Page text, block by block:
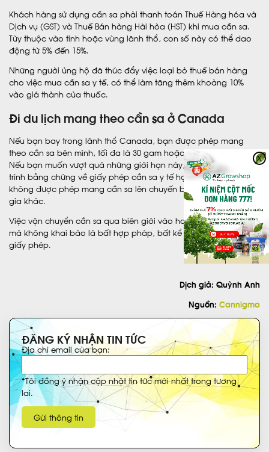
Khách hàng sử dụng cần sa phải thanh toán Thuế Hàng hóa và
Dịch vụ (GST) và Thuế Bán hàng Hài hòa (HST) khi mua cần sa.
Tùy thuộc vào tỉnh hoặc vùng lãnh thổ, con số này có thể dao
động từ 5% đến 15%.
Những người ủng hộ đã thúc đẩy việc loại bỏ thuế bán hàng
cho việc mua cần sa y tế, có thể làm tăng thêm khoảng 10%
vào giá thành của thuốc.
Đi du lịch mang theo cần sa ở Canada
Nếu bạn bay trong lãnh thổ Canada, bạn được phép mang
theo cần sa bên mình, tối đa là 30 gam hoặc 100ml dầu cần sa.
Nếu bạn muốn vượt quá những giới hạn này, bạn sẽ phải xuất
trình bằng chứng về giấy phép cần sa y tế hợp pháp. Bạn
không được phép mang cần sa lên chuyến bay sang các quốc
gia khác.
Việc vận chuyển cần sa qua biên giới vào hoặc ra khỏi Canada
mà không khai báo là bất hợp pháp, bất kể số lượng hay loại
giấy phép.
Dịch giả: Quỳnh Anh
Nguồn: Cannigma
ĐĂNG KÝ NHẬN TIN TỨC
Địa chỉ email của bạn:
*Tôi đồng ý nhận cập nhật tin tức mới nhất trong tương
lai.
X